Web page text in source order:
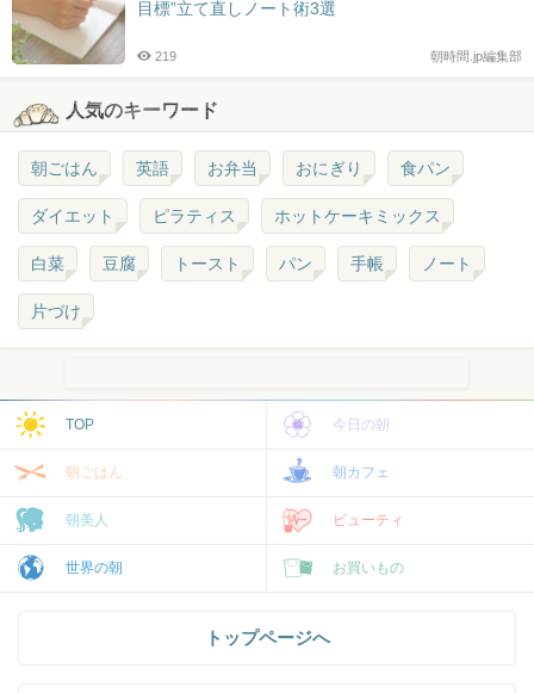
目標”立て直しノート術3選
朝時間.jp編集部
219
人気のキーワード
朝ごはん 英語 お弁当 おにぎり 食パン
ダイエット ピラティス ホットケーキミックス
白菜 豆腐 トースト パン 手帳 ノート
片づけ
TOP 今日の朝
朝ごはん 朝カフェ
朝美人 ビューティ
世界の朝 お買いもの
トップページへ